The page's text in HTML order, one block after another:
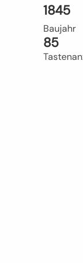
1845
Baujahr
85